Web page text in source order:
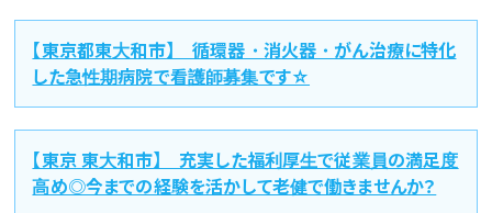
【東京都東大和市】 循環器・消火器・がん治療に特化
した急性期病院で看護師募集です☆
【東京 東大和市】 充実した福利厚生で従業員の満足度
高め◎今までの経験を活かして老健で働きませんか？